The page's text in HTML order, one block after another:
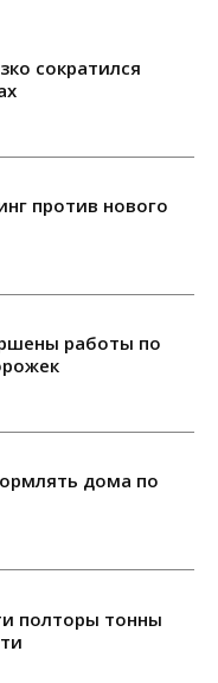
сократился
против нового
работы по
дома по
полторы тонны